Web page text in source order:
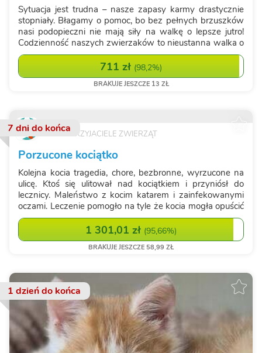
Sytuacja jest trudna – nasze zapasy karmy drastycznie
stopniały. Błagamy o pomoc, bo bez pełnych brzuszków
nasi podopieczni nie mają siły na walkę o lepsze jutro!
Codzienność naszych zwierzaków to nieustanna walka o
przetrwanie. Nawet gdy świeci słońce, głód nie
odpuszcza ani na chwilę. Puste mis...
711 zł (98,2%)
BRAKUJE JESZCZE 13 ZŁ
7 dnido końca
TYLKO PRZYJACIELE ZWIERZĄT
Porzucone kociątko
Kolejna kocia tragedia, chore, bezbronne, wyrzucone na
ulicę. Ktoś się ulitował nad kociątkiem i przyniósł do
lecznicy. Maleństwo z kocim katarem i zainfekowanymi
oczami. Leczenie pomogło na tyle że kocia mogła opuścić
lecznicę i pojechać do domu tymczasowego. Niestety koci
katar wrócił, podajemy...1 301,01 zł (95,66%)
BRAKUJE JESZCZE 58,99 ZŁ
1 dzieńdo końca